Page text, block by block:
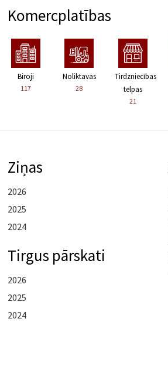
Komercplatības
Biroji
117
Noliktavas
28
Tirdzniecības
telpas
21
Ziņas
2026
2025
2024
Tirgus pārskati
2026
2025
2024